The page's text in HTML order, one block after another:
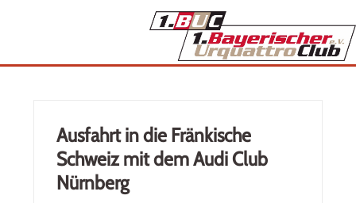
Ausfahrt in die Fränkische
Schweiz mit dem Audi Club
Nürnberg